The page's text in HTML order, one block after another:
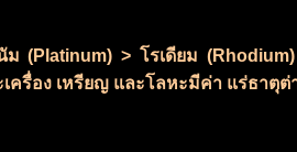
ม (Platinum) > โรเดียม
ครื่อง เหรียญ และโลหะมีค่า แร่ธาตุต่